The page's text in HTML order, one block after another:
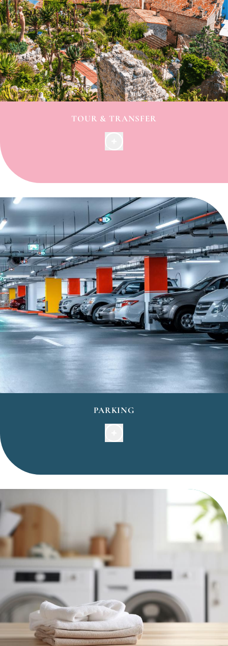
perconsigliarvi(dagli orari dei treni alle destinazioni
degli autobus, dal piccolo bistrot al bar alla moda,
alle visite guidate o alle passeggiate...) per
rispondere alle vostre domande, reagire in caso di
problemi, aiutarvi...
TOUR & TRANSFER
Scopri la Costa Azzurra in tutta semplicità:
Approfitta al massimo del tuo soggiorno sulla Costa
Azzurra grazie allanostra offerta di servizi turistici:
Tour guidati
a Monaco, Cannes, Antibes, Saint-
Tropez e nei più bei villaggi provenzali
Spiaggia privataper la giornata
Trasferimenti privati dall’aeroporto
French Riviera Passper scoprire oltre 60 attività
gratuite o a prezzo ridotto (tour in autobus, gita in
barca, ville e musei...)
PARKING
strada pedonale
Abbiamo unaconvenzionecon l'Interparking
Grimaldi, situato in rue Maccarani 11, a 5 minuti a
Se acquistate il vostro biglietto alla nostra reception,
beneficerete di una
tariffa preferenziale
di 26 €
invece di 32,20 € per 24 ore di parcheggio.